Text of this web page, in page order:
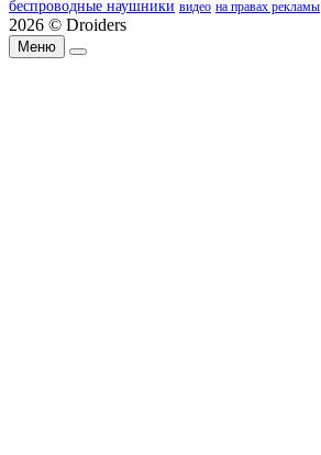
беспроводные наушники видео на правах рекламы
2026 © Droiders
Меню